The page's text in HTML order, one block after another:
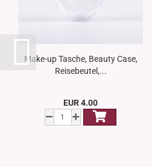
Make-up Tasche, Beauty Case,
Reisebeutel,...
EUR 4.00